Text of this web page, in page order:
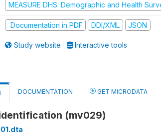
MEASURE DHS: Demographic and Health
Documentation in PDF DDI/XML JSON
Study website Interactive tools
DOCUMENTATION GET MICRODATA
(mv029)